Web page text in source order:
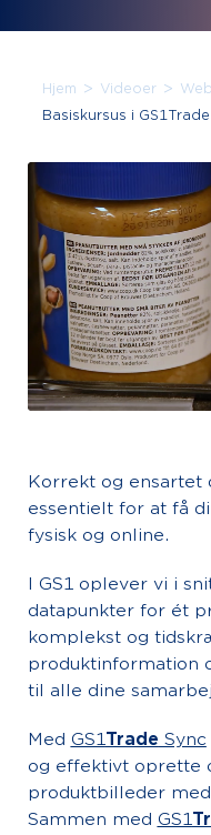
Hjem > Videoer >
Basiskursus i
Korrekt og ensartet
essentielt for at få
fysisk og online.
I GS1 oplever vi i
datapunkter for ét
komplekst og
produktinformation
til alle dine
Med GS1Trade Sync
og effektivt oprette
produktbilleder
Sammen med GS1